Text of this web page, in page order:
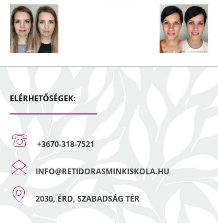
ELÉRHETŐSÉGEK:
+3670-318-7521
INFO@RETIDORASMINKISKOLA.HU
2030, ÉRD, SZABADSÁG TÉR